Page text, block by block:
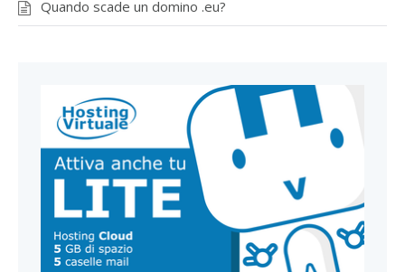
Quando scade un domino .eu?